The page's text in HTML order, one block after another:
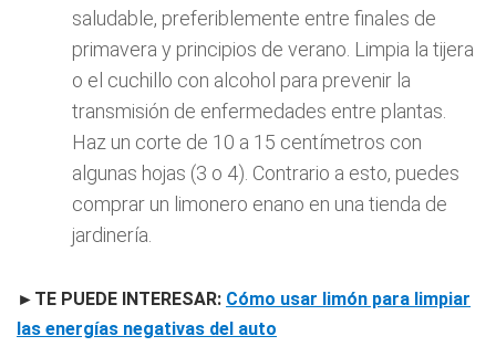
saludable, preferiblemente entre finales de
primavera y principios de verano. Limpia la tijera
o el cuchillo con alcohol para prevenir la
transmisión de enfermedades entre plantas.
Haz un corte de 10 a 15 centímetros con
algunas hojas (3 o 4). Contrario a esto, puedes
comprar un limonero enano en una tienda de
jardinería.
►TE PUEDE INTERESAR: Cómo usar limón para limpiar
las energías negativas del auto